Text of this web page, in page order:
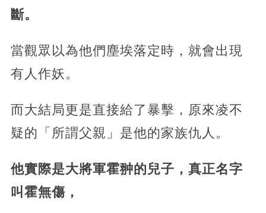
斷。
當觀眾以為他們塵埃落定時，就會出現
有人作妖。
而大結局更是直接給了暴擊，原來凌不
疑的「所謂父親」是他的家族仇人。
他實際是大將軍霍翀的兒子，真正名字
叫霍無傷，